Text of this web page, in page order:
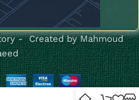
- Created by Mahmoud